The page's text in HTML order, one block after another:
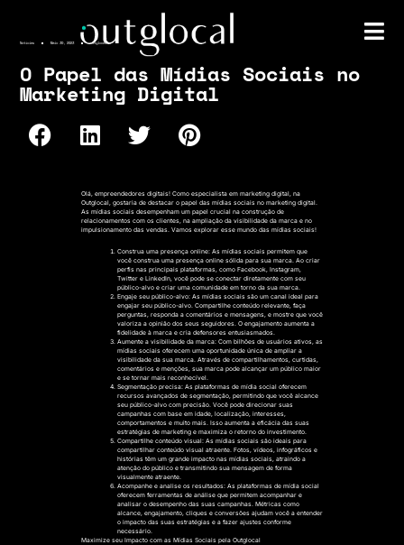
Notícias Maio 30, 2023 outglocal
O Papel das Mídias Sociais no
Marketing Digital
Olá, empreendedores digitais! Como especialista em marketing digital, na
Outglocal, gostaria de destacar o papel das mídias sociais no marketing digital.
As mídias sociais desempenham um papel crucial na construção de
relacionamentos com os clientes, na ampliação da visibilidade da marca e no
impulsionamento das vendas. Vamos explorar esse mundo das mídias sociais!
Construa uma presença online: As mídias sociais permitem que
você construa uma presença online sólida para sua marca. Ao criar
perfis nas principais plataformas, como Facebook, Instagram,
Twitter e LinkedIn, você pode se conectar diretamente com seu
público-alvo e criar uma comunidade em torno da sua marca.
Engaje seu público-alvo: As mídias sociais são um canal ideal para
engajar seu público-alvo. Compartilhe conteúdo relevante, faça
perguntas, responda a comentários e mensagens, e mostre que você
valoriza a opinião dos seus seguidores. O engajamento aumenta a
fidelidade à marca e cria defensores entusiasmados.
Aumente a visibilidade da marca: Com bilhões de usuários ativos, as
mídias sociais oferecem uma oportunidade única de ampliar a
visibilidade da sua marca. Através de compartilhamentos, curtidas,
comentários e menções, sua marca pode alcançar um público maior
e se tornar mais reconhecível.
Segmentação precisa: As plataformas de mídia social oferecem
recursos avançados de segmentação, permitindo que você alcance
seu público-alvo com precisão. Você pode direcionar suas
campanhas com base em idade, localização, interesses,
comportamentos e muito mais. Isso aumenta a eficácia das suas
estratégias de marketing e maximiza o retorno do investimento.
Compartilhe conteúdo visual: As mídias sociais são ideais para
compartilhar conteúdo visual atraente. Fotos, vídeos, infográficos e
histórias têm um grande impacto nas mídias sociais, atraindo a
atenção do público e transmitindo sua mensagem de forma
visualmente atraente.
Acompanhe e analise os resultados: As plataformas de mídia social
oferecem ferramentas de análise que permitem acompanhar e
analisar o desempenho das suas campanhas. Métricas como
alcance, engajamento, cliques e conversões ajudam você a entender
o impacto das suas estratégias e a fazer ajustes conforme
necessário.
Maximize seu Impacto com as Mídias Sociais pela Outglocal